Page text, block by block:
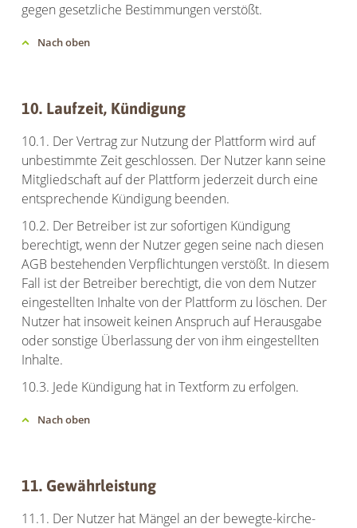
gegen gesetzliche Bestimmungen verstößt.
Nach oben
10. Laufzeit, Kündigung
10.1. Der Vertrag zur Nutzung der Plattform wird auf
unbestimmte Zeit geschlossen. Der Nutzer kann seine
Mitgliedschaft auf der Plattform jederzeit durch eine
entsprechende Kündigung beenden.
10.2. Der Betreiber ist zur sofortigen Kündigung
berechtigt, wenn der Nutzer gegen seine nach diesen
AGB bestehenden Verpflichtungen verstößt. In diesem
Fall ist der Betreiber berechtigt, die von dem Nutzer
eingestellten Inhalte von der Plattform zu löschen. Der
Nutzer hat insoweit keinen Anspruch auf Herausgabe
oder sonstige Überlassung der von ihm eingestellten
Inhalte.
10.3. Jede Kündigung hat in Textform zu erfolgen.
Nach oben
11. Gewährleistung
11.1. Der Nutzer hat Mängel an der bewegte-kirche-